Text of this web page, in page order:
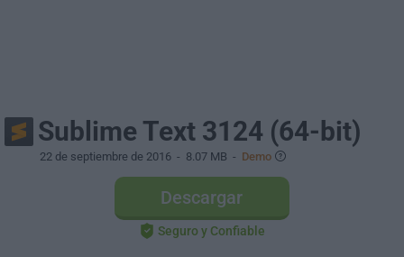
Sublime Text 3124 (64-bit)
22 de septiembre de 2016 - 8.07 MB - Demo
Descargar
Seguro y Confiable